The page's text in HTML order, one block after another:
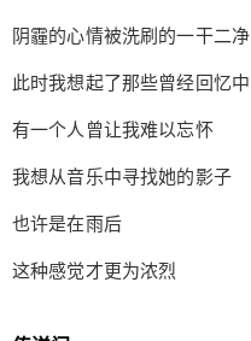
阴霾的心情被洗刷的一干二净
此时我想起了那些曾经回忆
有一个人曾让我难以忘怀
我想从音乐中寻找她的影子
也许是在雨后
这种感觉才更为浓烈
g/41648036/
owho，作词 : Koowho
的小溪 流水淙淙与天地
里， 踏上 这条路 遥远
景 用相机悄悄记录下去
挥之不去， 可我 却不
路 遥远的尽头浓雾遮蔽